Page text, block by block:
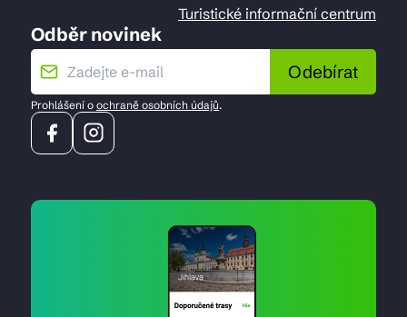
Turistické informační centrum
Odběr novinek
Odebírat
Prohlášení o ochraně osobních údajů.